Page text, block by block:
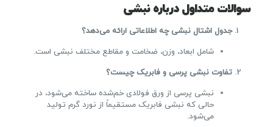
سوالات متداول درباره نبشی
جدول اشتال نبشی چه اطلاعاتی ارائه می‌دهد؟
شامل ابعاد، وزن، ضخامت و مقاطع مختلف نبشی است.
تفاوت نبشی پرسی و فابریک چیست؟
نبشی پرسی از ورق فولادی خم‌شده ساخته می‌شود، در
حالی که نبشی فابریک مستقیماً از نورد گرم تولید
می‌شود.